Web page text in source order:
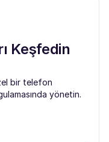
Keşfedin
bir telefon
yönetin.